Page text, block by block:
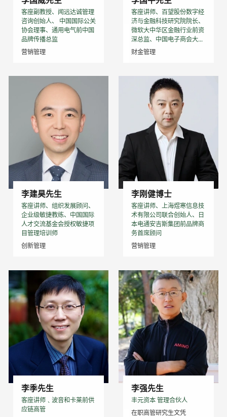
客座副教授、闻远达诚管理
咨询创始人、 中国国际公关
协会理事、通用电气前中国
品牌传播总监
营销管理
客座讲师、百望股份数字经
济与金融科技研究院院长、
微软大中华区金融行业前资
深总监、中国电子商会大...
财金管理
李建昊先生
客座讲师、组织发展顾问、
企业级敏捷教练、中国国际
人才交流基金会授权敏捷项
目管理培训师
创新管理
李刚健博士
客座讲师、上海煜寒信息技
术有限公司联合创始人、日
本电通安吉斯集团前品牌商
务首席顾问
营销管理
李季先生
客座讲师﹑波音和卡莱前供
应链高管
李强先生
丰元资本 管理合伙人
在职高管研究生文凭